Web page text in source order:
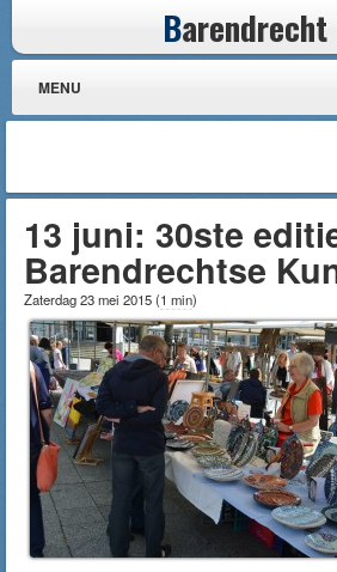
Barendrecht
MENU
13 juni: 30ste
Barendrechtse
Zaterdag 23 mei 2015(1 min)